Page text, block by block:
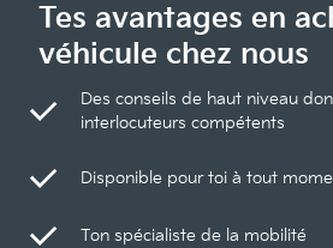
Tes avantages en
véhicule chez nous
Des conseils de haut niveau
interlocuteurs compétents
Disponible pour toi à tout
Ton spécialiste de la mobilité